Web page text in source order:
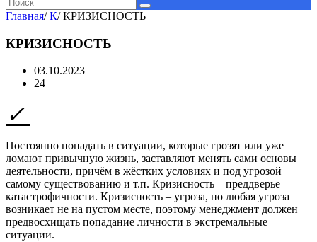
Главная/ К/ КРИЗИСНОСТЬ
КРИЗИСНОСТЬ
03.10.2023
24
Постоянно попадать в ситуации, которые грозят или уже
ломают привычную жизнь, заставляют менять сами основы
деятельности, причём в жёстких условиях и под угрозой
самому существованию и т.п. Кризисность – преддверье
катастрофичности. Кризисность – угроза, но любая угроза
возникает не на пустом месте, поэтому менеджмент должен
предвосхищать попадание личности в экстремальные
ситуации.